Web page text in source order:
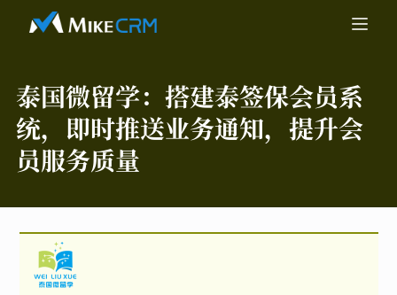
泰国微留学： 搭建泰签保会员系
统，即时推送业务通知，提升会
员服务质量